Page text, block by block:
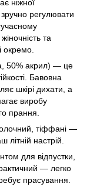
ніжної
зручно регулювати
та
окремо.
50% акрил) — це
Бавовна
шкірі дихати, а
виробу
прання.
тіффані —
настрій.
для відпустки,
— легко
прасування.